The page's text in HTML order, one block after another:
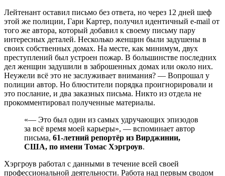
Лейтенант оставил письмо без ответа, но через 12 дней шеф
этой же полиции, Гари Картер, получил идентичный e-mail от
того же автора, который добавил к своему письму пару
интересных деталей. Несколько женщин были задушены в
своих собственных домах. На месте, как минимум, двух
преступлений был устроен пожар. В большинстве последних
дел женщин задушили в заброшенных домах или около них.
Неужели всё это не заслуживает внимания? — Вопрошал у
полиции автор. Но блюстители порядка проигнорировали и
это послание, и два заказных письма. Никто из отдела не
прокомментировал полученные материалы.
«— Это был один из самых удручающих эпизодов
за всё время моей карьеры», — вспоминает автор
письма, 61-летний репортёр из Вирджинии,
США, по имени Томас Хэргроув.
Хэргроув работал с данными в течение всей своей
профессиональной деятельности. Работа над первым сводом